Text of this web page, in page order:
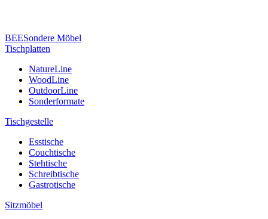
BEESondere Möbel
Tischplatten
NatureLine
WoodLine
OutdoorLine
Sonderformate
Tischgestelle
Esstische
Couchtische
Stehtische
Schreibtische
Gastrotische
Sitzmöbel